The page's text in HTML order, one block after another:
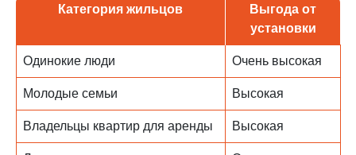
Категория жильцов
Выгода от
установки
Одинокие люди Очень высокая
Молодые семьи Высокая
Владельцы квартир для аренды Высокая